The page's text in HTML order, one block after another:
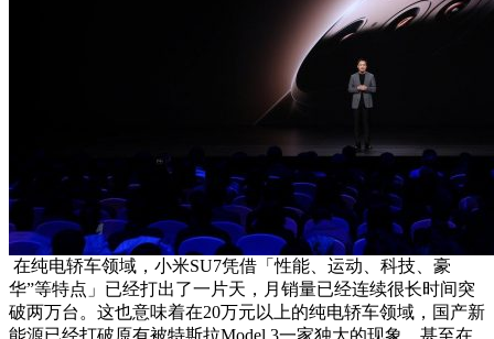
在纯电轿车领域，小米SU7凭借「性能、运动、科技、豪
华”等特点」已经打出了一片天，月销量已经连续很长时间突
破两万台。这也意味着在20万元以上的纯电轿车领域，国产新